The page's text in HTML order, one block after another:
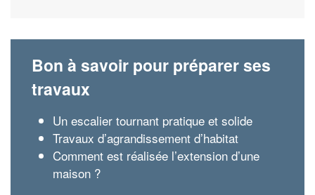
Bon à savoir pour préparer ses
travaux
Un escalier tournant pratique et solide
Travaux d’agrandissement d’habitat
Comment est réalisée l’extension d’une
maison ?